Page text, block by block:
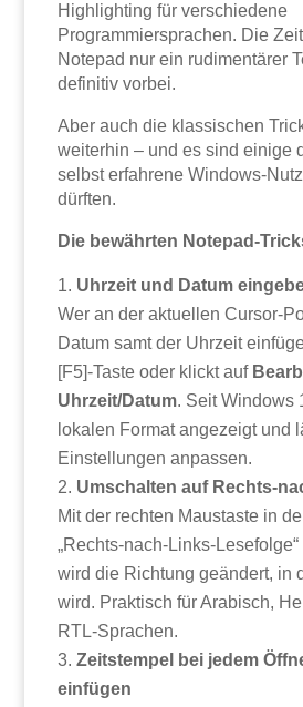
Highlighting für verschiedene
Programmiersprachen. Die
Notepad nur ein rudimentärer
definitiv vorbei.
Aber auch die klassischen
weiterhin – und es sind einige
selbst erfahrene Windows-
dürften.
Die bewährten Notepad-
Uhrzeit und Datum
Wer an der aktuellen Cursor-
Datum samt der Uhrzeit
[F5]-Taste oder klickt auf
Uhrzeit/Datum. Seit Windows
lokalen Format angezeigt und
Einstellungen anpassen.
Umschalten auf Rechts-
Mit der rechten Maustaste in
„Rechts-nach-Links-
wird die Richtung geändert, in
wird. Praktisch für Arabisch,
RTL-Sprachen.
Zeitstempel bei jedem
einfügen